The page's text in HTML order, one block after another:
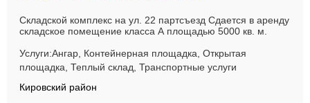
Складской комплекс на ул. 22 партсъезд Сдается в аренду
складское помещение класса А площадью 5000 кв. м.
Услуги:Ангар, Контейнерная площадка, Открытая
площадка, Теплый склад, Транспортные услуги
Кировский район